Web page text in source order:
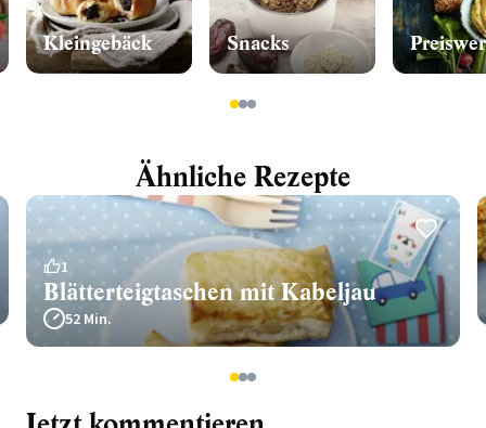
Kleingebäck Snacks
123
Ähnliche Rezepte
1
Blätterteigtaschen mit Kabeljau
52 Min.
123